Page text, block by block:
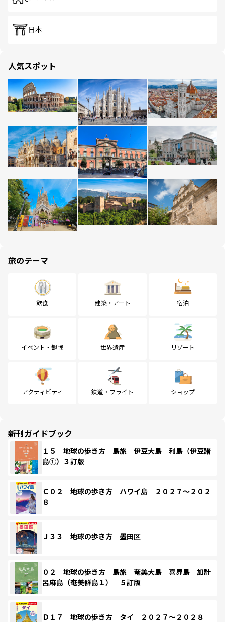
日本
人気スポット
旅のテーマ
飲食 建築・アート 宿泊
イベント・観戦 世界遺産 リゾート
アクティビティ 鉄道・フライト ショップ
新刊ガイドブック
１５ 地球の歩き方 島旅 伊豆大島 利島（伊豆諸
島①）３訂版
Ｃ０２ 地球の歩き方 ハワイ島 ２０２７～２０２
８
Ｊ３３ 地球の歩き方 墨田区
０２ 地球の歩き方 島旅 奄美大島 喜界島 加計
呂麻島（奄美群島１） ５訂版
Ｄ１７ 地球の歩き方 タイ ２０２７～２０２８